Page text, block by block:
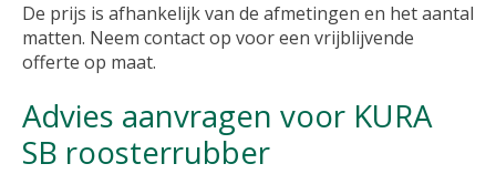
De prijs is afhankelijk van de afmetingen en het aantal
matten. Neem contact op voor een vrijblijvende
offerte op maat.
Advies aanvragen voor KURA
SB roosterrubber